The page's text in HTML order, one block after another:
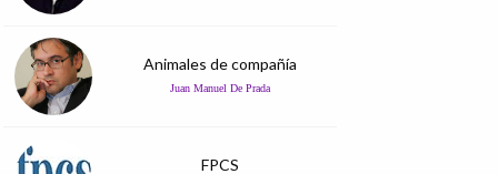
Animales de compañía
Juan Manuel De Prada
FPCS